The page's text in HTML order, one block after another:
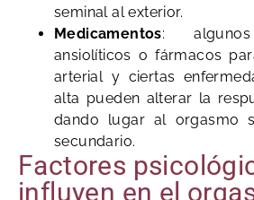
seminal al exterior.
Medicamentos: algunos
ansiolíticos o fármacos
arterial y ciertas
alta pueden alterar la
dando lugar al orgasmo
secundario.
Factores
influyen en el